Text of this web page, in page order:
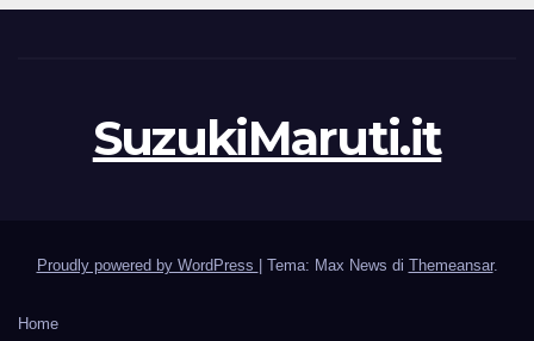
SuzukiMaruti.it
Proudly powered by WordPress Tema: Max News di Themeansar.
Home